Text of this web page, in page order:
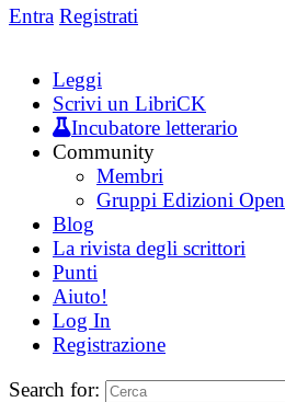
Entra Registrati
Leggi
Scrivi un LibriCK
Incubatore letterario
Community
Membri
Gruppi Edizioni Open
Blog
La rivista degli scrittori
Punti
Aiuto!
Log In
Registrazione
Search for: